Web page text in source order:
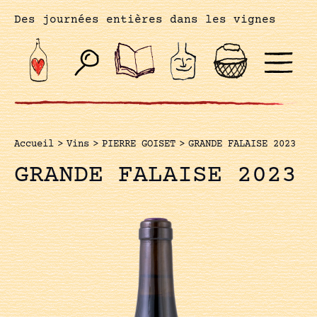
Des journées entières dans les vignes
Accueil > Vins > PIERRE GOISET > GRANDE FALAISE 2023
GRANDE FALAISE 2023